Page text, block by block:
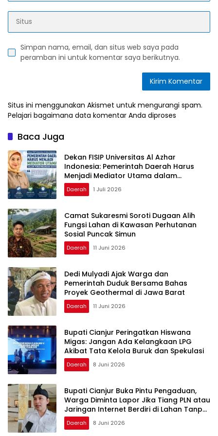
Simpan nama, email, dan situs web saya pada
peramban ini untuk komentar saya berikutnya.
Situs ini menggunakan Akismet untuk mengurangi spam.
Pelajari bagaimana data komentar Anda diproses
Baca Juga
Dekan FISIP Universitas Al Azhar
Indonesia: Pemerintah Daerah Harus
Menjadi Mediator Utama dalam
Pengembangan Geotermal
Daerah 1 Juli 2026
Camat Sukaresmi Soroti Dugaan Alih
Fungsi Lahan di Kawasan Perhutanan
Sosial Puncak Simun
Daerah 11 Juni 2026
Dedi Mulyadi Ajak Warga dan
Pemerintah Duduk Bersama Bahas
Proyek Geothermal di Jawa Barat
Daerah 11 Juni 2026
Bupati Cianjur Peringatkan Hiswana
Migas: Jangan Ada Kelangkaan LPG
Akibat Tata Kelola Buruk dan Spekulasi
Daerah 8 Juni 2026
Bupati Cianjur Buka Pintu Pengaduan,
Warga Diminta Lapor Jika Tiang PLN atau
Jaringan Internet Berdiri di Lahan Tanpa
Persetujuan
Daerah 8 Juni 2026